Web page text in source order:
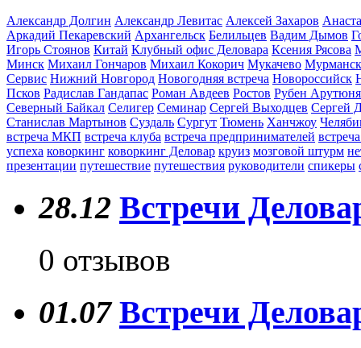
Александр Долгин Александр Левитас Алексей Захаров
Аркадий Пекаревский Архангельск Белильцев Вадим Дымов
Игорь Стоянов Китай Клубный офис Деловара Ксения Рясова
Минск Михаил Гончаров Михаил Кокорич Мукачево Мурманск
Сервис Нижний Новгород Новогодняя встреча Новороссийск
Псков Радислав Гандапас Роман Авдеев Ростов Рубен
Северный Байкал Селигер Семинар Сергей Выходцев Сергей
Станислав Мартынов Суздаль Сургут Тюмень Ханчжоу
встреча МКП встреча клуба встреча предпринимателей
успеха коворкинг коворкинг Деловар круиз мозговой штурм
презентации путешествие путешествия руководители спикеры
28.12 Встречи
0 отзывов
01.07 Встречи